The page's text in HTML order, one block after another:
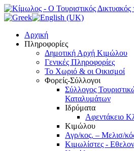
Αρχική
Πληροφορίες
Δημοτική Αρχή Κιμώλου
Γενικές Πληροφορίες
Το Xωριό & οι Οικισμοί
Φορείς-Σύλλογοι
Σύλλογος
Καταλυμάτων
Ιδρύματα
Αφεντάκειο
Κιμώλου
Αγρ/κος. – Μελισ/
Κιμωλίστες -